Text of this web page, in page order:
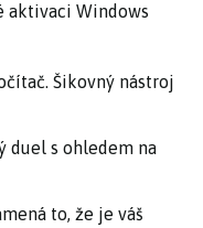
aktivaci Windows
Šikovný nástroj
duel s ohledem na
to, že je váš